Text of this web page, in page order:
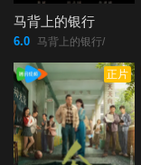
马背上的银行
6.0 马背上的银行/
正片